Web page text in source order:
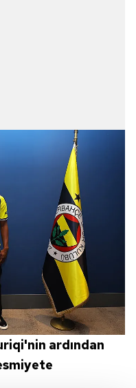
ardından